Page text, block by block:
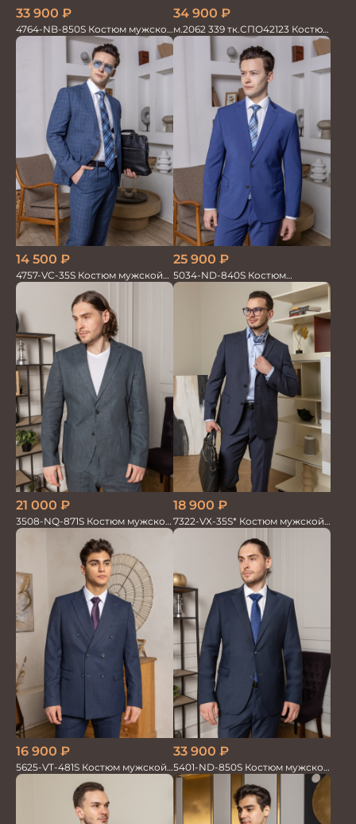
33 900 ₽
4764-NB-850S Костюм мужской
двойка в полоску
34 900 ₽
м.2062 339 тк.СПО42123 Костюм
мужской однотон красивый
14 500 ₽
4757-VC-35S Костюм мужской
двойка
25 900 ₽
5034-ND-840S Костюм
мужской двойка
21 000 ₽
3508-NQ-871S Костюм мужской
двойка со льном в елочку
18 900 ₽
7322-VX-35S* Костюм мужской
двойка
16 900 ₽
5625-VT-481S Костюм мужской
двойка
33 900 ₽
5401-ND-850S Костюм мужской
двойка